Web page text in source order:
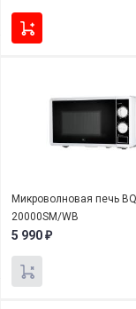
Микроволновая печь
20000SM/WB
5 990 ₽